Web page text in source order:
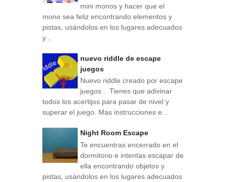
mini monos y hacer que el
mono sea feliz encontrando elementos y
pistas, usándolos en los lugares adecuados
y...
nuevo riddle de escape
juegos
Nuevo riddle creado por escape
juegos . Tienes que adivinar
todos los acertijos para pasar de nivel y
superar el juego. Mas instrucciones e...
Night Room Escape
Te encuentras encerrado en el
dormitorio e intentas escapar de
ella encontrando objetos y
pistas, usándolos en los lugares adecuados